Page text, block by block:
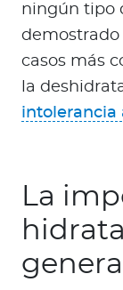
ningún tipo
demostrado
casos más
la
intolerancia
La
general